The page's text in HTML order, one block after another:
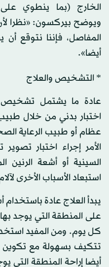
الخارج (بما ينطوي على
ويوضح بيركسون: «نظرا
المفاصل، فإننا نتوقع
أيضا».
* التشخيص والعلاج
عادة ما يشتمل تشخيص
اختبار بدني من خلال
عظام أو طبيب الرعاية
الأمر إجراء اختبار
السينية أو أشعة
استبعاد الأسباب الأخرى
يبدأ العلاج عادة
على المنطقة التي يوجد
كل يوم. ومن المفيد
تتكيف بسهولة مع تكوين
أيضا إراحة المنطقة التي